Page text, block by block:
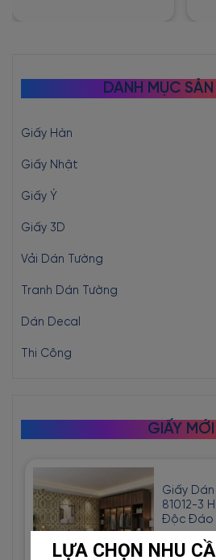
DANH MỤC
Giấy Hàn
Giấy Nhật
Giấy Ý
Giấy 3D
Vải Dán Tường
Tranh Dán Tường
Dán Decal
Thi Công
GIẤY MỚI
Giấy
81012-3
Độc Đáo
1đ